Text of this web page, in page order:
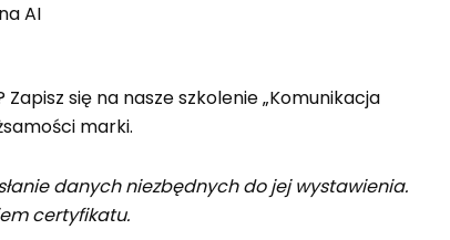
AI
się na nasze szkolenie „Komunikacja
marki.
danych niezbędnych do jej wystawienia.
certyfikatu.